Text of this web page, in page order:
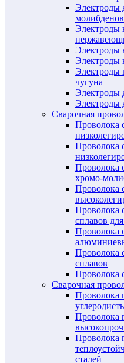
Электроды
Электроды
Электроды
Электроды
Электроды
чугуна
Электроды
Электроды
Сварочная
Проволока
Проволока
Проволока
хромо-
Проволока
Проволока
сплавов
Проволока
Проволока
сплавов
Проволока
Сварочная
Проволока
Проволока
Проволока
сталей